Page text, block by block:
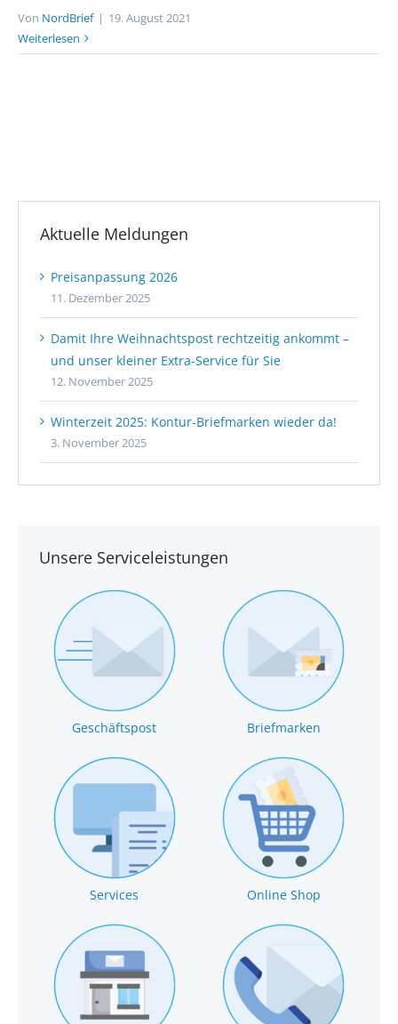
Von NordBrief | 19. August 2021
Weiterlesen
Aktuelle Meldungen
Preisanpassung 2026
11. Dezember 2025
Damit Ihre Weihnachtspost rechtzeitig ankommt –
und unser kleiner Extra-Service für Sie
12. November 2025
Winterzeit 2025: Kontur-Briefmarken wieder da!
3. November 2025
Unsere Serviceleistungen
Geschäftspost Briefmarken
Services Online Shop